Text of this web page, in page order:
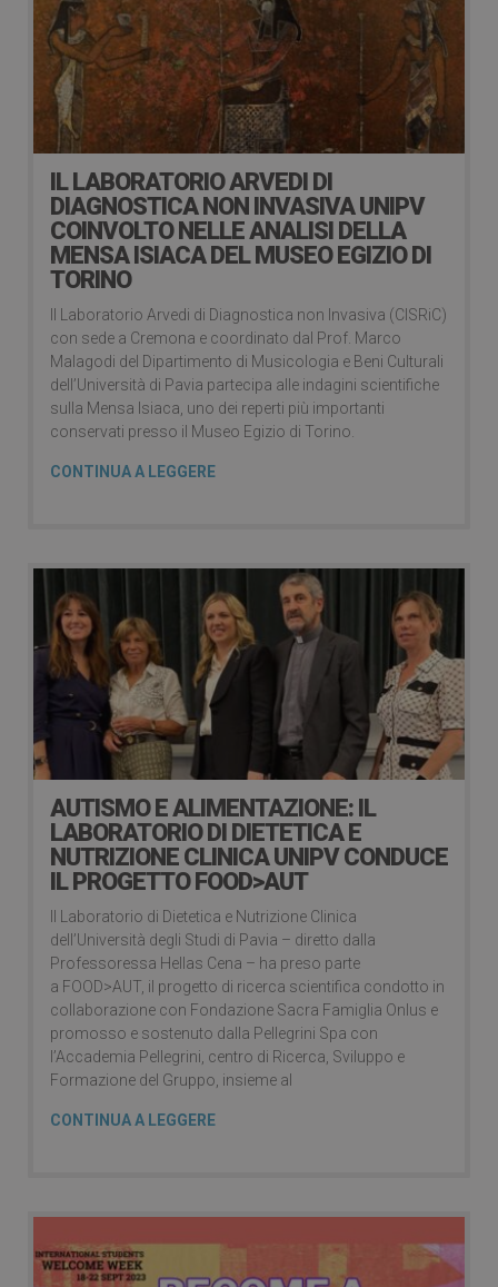
IL LABORATORIO ARVEDI DI
DIAGNOSTICA NON INVASIVA UNIPV
COINVOLTO NELLE ANALISI DELLA
MENSA ISIACA DEL MUSEO EGIZIO DI
TORINO
Il Laboratorio Arvedi di Diagnostica non Invasiva (CISRiC)
con sede a Cremona e coordinato dal Prof. Marco
Malagodi del Dipartimento di Musicologia e Beni Culturali
dell’Università di Pavia partecipa alle indagini scientifiche
sulla Mensa Isiaca, uno dei reperti più importanti
conservati presso il Museo Egizio di Torino.
CONTINUA A LEGGERE
AUTISMO E ALIMENTAZIONE: IL
LABORATORIO DI DIETETICA E
NUTRIZIONE CLINICA UNIPV CONDUCE
IL PROGETTO FOOD>AUT
Il Laboratorio di Dietetica e Nutrizione Clinica
dell’Università degli Studi di Pavia – diretto dalla
Professoressa Hellas Cena – ha preso parte
a FOOD>AUT, il progetto di ricerca scientifica condotto in
collaborazione con Fondazione Sacra Famiglia Onlus e
promosso e sostenuto dalla Pellegrini Spa con
l’Accademia Pellegrini, centro di Ricerca, Sviluppo e
Formazione del Gruppo, insieme al
CONTINUA A LEGGERE